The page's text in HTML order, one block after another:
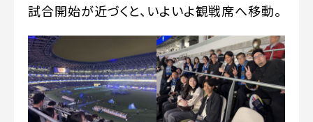
試合開始が近づくと、いよいよ観戦席へ移動。